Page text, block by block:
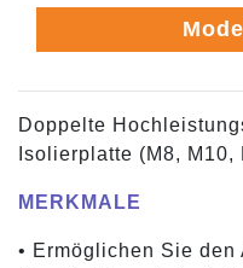
Doppelte
Isolierplatte (M8, M10,
MERKMALE
• Ermöglichen Sie den